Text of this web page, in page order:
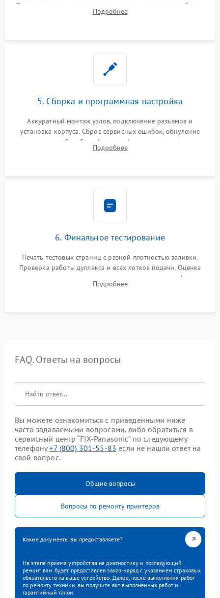
Тщательная очистка тракта печати, контактов и линз блока
лазера (LSU) от просыпанного тонера и пыли.
Подробнее
5. Сборка и программная настройка
Аккуратный монтаж узлов, подключение разъемов и
установка корпуса. Сброс сервисных ошибок, обнуление
счетчиков абсорбера (памперса) или узла переноса,
обновление прошивки и программная калибровка аппарата.
Подробнее
6. Финальное тестирование
Печать тестовых страниц с разной плотностью заливки.
Проверка работы дуплекса и всех лотков подачи. Оценка
качества запекания тонера и полное отсутствие дефектов
изображения перед выдачей готового устройства.
Подробнее
FAQ. Ответы на вопросы
Вы можете ознакомиться с приведенными ниже
часто задаваемыми вопросами, либо обратиться в
сервисный центр “FIX-Panasonic” по следующему
телефону+7 (800) 301-55-83 если не нашли ответ на
свой вопрос.
Общие вопросы
Вопросы по ремонту принтеров
Какие документы вы предоставляете?
На этапе приема устройства на диагностику и последующий
ремонт вам будет предоставлен заказ-наряд с указанием страховых
обязательств на ваше устройство. Далее, после выполнения работ
по ремонту техники, вы получите акт выполненных работ и
гарантийный талон.